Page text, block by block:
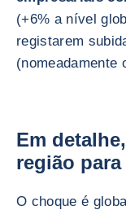
(+6% a nível
registarem
(nomeadamente
Em
região
O choque é